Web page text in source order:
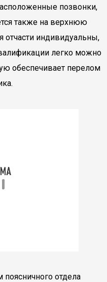
позвонки,
также на верхнюю
отчасти индивидуальны,
легко можно
обеспечивает перелом
отдела